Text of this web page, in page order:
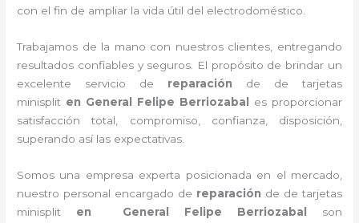
con el fin de ampliar la vida útil del electrodoméstico.
Trabajamos de la mano con nuestros clientes, entregando
resultados confiables y seguros. El propósito de brindar un
excelente servicio de reparación de de tarjetas
minisplit en General Felipe Berriozabal
es proporcionar
satisfacción total, compromiso, confianza, disposición,
superando así las expectativas.
Somos una empresa experta posicionada en el mercado,
nuestro personal encargado de reparación de de tarjetas
minisplit en General Felipe Berriozabal
son